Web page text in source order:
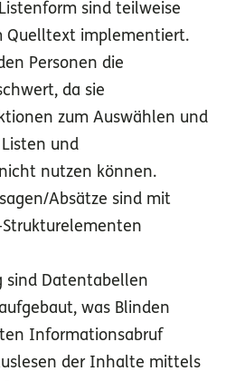
sind teilweise
Quelltext implementiert.
Personen die
da sie
zum Auswählen und
und
nutzen können.
Absätze sind mit
sind Datentabellen
was Blinden
Informationsabruf
der Inhalte mittels